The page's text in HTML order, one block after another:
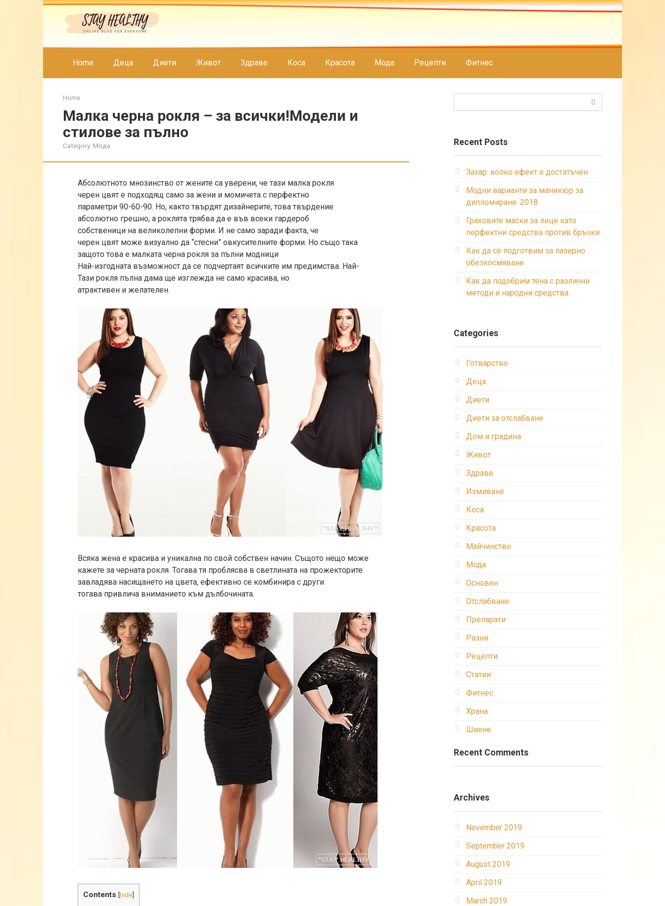
Home Деца Диети Живот Здраве Коса Красота Мода Рецепти Фитнес
Home
Малка черна рокля – за всички!Модели и
стилове за пълно
Category: Мода
Абсолютното мнозинство от жените са уверени, че тази малка рокля
черен цвят е подходящ само за жени и момичета с перфектно
параметри 90-60-90. Но, както твърдят дизайнерите, това твърдение
абсолютно грешно, а роклята трябва да е във всеки гардероб
собственици на великолепни форми. И не само заради факта, че
черен цвят може визуално да “стесни” овкусителните форми. Но също така
защото това е малката черна рокля за пълни модници
Най-изгодната възможност да се подчертаят всичките им предимства. Най-
Тази рокля пълна дама ще изглежда не само красива, но
атрактивен и желателен.
Всяка жена е красива и уникална по свой собствен начин. Същото нещо може
кажете за черната рокля. Тогава тя проблясва в светлината на прожекторите
завладява насищането на цвета, ефективно се комбинира с други
тогава привлича вниманието към дълбочината.
Contents [hide]
Recent Posts
Захар: колко ефект е достатъчен
Модни варианти за маникюр за
дипломиране. 2018
Граховите маски за лице като
перфектни средства против бръчки
Как да се подготвим за лазерно
обезкосмяване
Как да подобрим тена с различни
методи и народни средства
Categories
Готварство
Деца
Диети
Диети за отслабване
Дом и градина
Живот
Здраве
Измиване
Коса
Красота
Майчинство
Мода
Основен
Отслабване
Препарати
Разни
Рецепти
Статии
Фитнес
Храна
Шиене
Recent Comments
Archives
November 2019
September 2019
August 2019
April 2019
March 2019